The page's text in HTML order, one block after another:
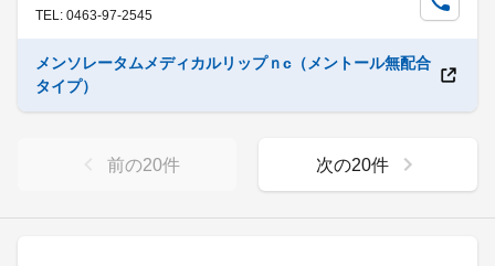
TEL: 0463-97-2545
メンソレータムメディカルリップｎc（メントール無配合
タイプ）
前の20件 次の20件